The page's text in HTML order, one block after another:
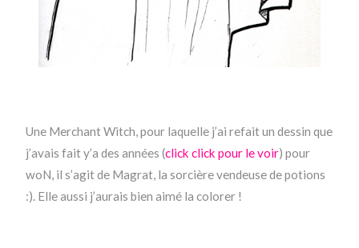
Une Merchant Witch, pour laquelle j’ai refait un dessin que
j’avais fait y’a des années (click click pour le voir) pour
woN, il s’agit de Magrat, la sorcière vendeuse de potions
:). Elle aussi j’aurais bien aimé la colorer !